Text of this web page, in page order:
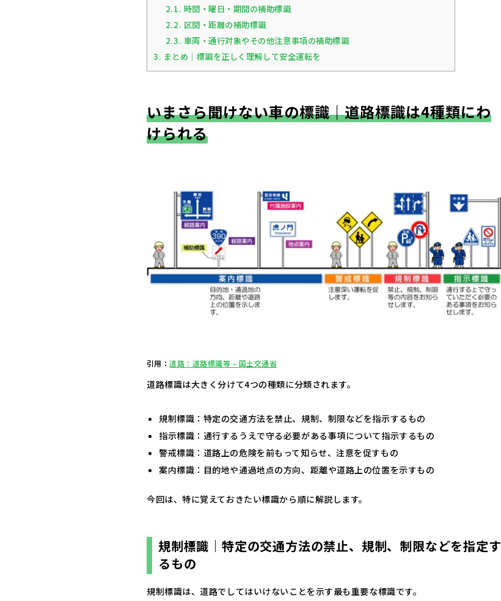
2.1. 時間・曜日・期間の補助標識
2.2. 区間・距離の補助標識
2.3. 車両・通行対象やその他注意事項の補助標識
3. まとめ｜標識を正しく理解して安全運転を
いまさら聞けない車の標識｜道路標識は4種類にわ
けられる
引用：道路：道路標識等 – 国土交通省
道路標識は大きく分けて4つの種類に分類されます。
規制標識：特定の交通方法を禁止、規制、制限などを指示するもの
指示標識：通行するうえで守る必要がある事項について指示するもの
警戒標識：道路上の危険を前もって知らせ、注意を促すもの
案内標識：目的地や通過地点の方向、距離や道路上の位置を示すもの
今回は、特に覚えておきたい標識から順に解説します。
規制標識｜特定の交通方法の禁止、規制、制限などを指定す
るもの
規制標識は、道路でしてはいけないことを示す最も重要な標識です。